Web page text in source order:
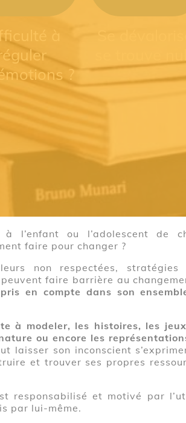
à
?
se trouve
thérapie ?
l’enfant ou l’adolescent de
faire pour changer ?
non respectées, stratégies
faire barrière au
en compte dans son
à modeler, les histoires, les
ou encore les
laisser son inconscient
et trouver ses propres
responsabilisé et motivé par
par lui-même.